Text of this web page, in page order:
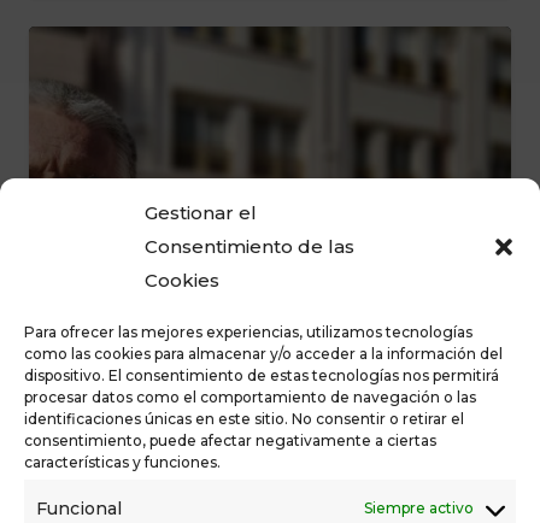
Gestionar el
Consentimiento de las
Cookies
Para ofrecer las mejores experiencias, utilizamos tecnologías
como las cookies para almacenar y/o acceder a la información del
dispositivo. El consentimiento de estas tecnologías nos permitirá
procesar datos como el comportamiento de navegación o las
identificaciones únicas en este sitio. No consentir o retirar el
consentimiento, puede afectar negativamente a ciertas
características y funciones.
Funcional Siempre activo